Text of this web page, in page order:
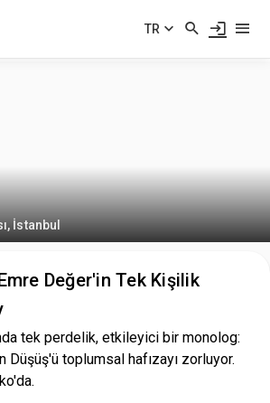
TR
, İstanbul
Değer'in Tek Kişilik
tek perdelik, etkileyici bir monolog:
Düşüş'ü toplumsal hafızayı zorluyor.